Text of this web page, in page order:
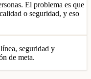
El problema es que
o seguridad, y eso
seguridad y
de meta.